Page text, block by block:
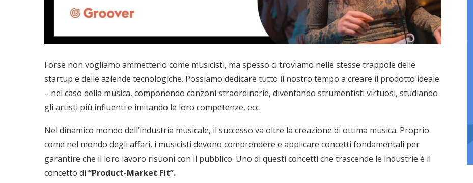
Forse non vogliamo ammetterlo come musicisti, ma spesso ci troviamo nelle stesse trappole delle
startup e delle aziende tecnologiche. Possiamo dedicare tutto il nostro tempo a creare il prodotto ideale
– nel caso della musica, componendo canzoni straordinarie, diventando strumentisti virtuosi, studiando
gli artisti più influenti e imitando le loro competenze, ecc.
Nel dinamico mondo dell’industria musicale, il successo va oltre la creazione di ottima musica. Proprio
come nel mondo degli affari, i musicisti devono comprendere e applicare concetti fondamentali per
garantire che il loro lavoro risuoni con il pubblico. Uno di questi concetti che trascende le industrie è il
concetto di “Product-Market Fit”.